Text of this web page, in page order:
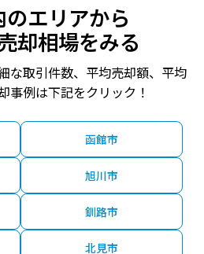
のエリアから
却相場をみる
な取引件数、平均売却額、平均
事例は下記をクリック！
函館市
旭川市
釧路市
北見市